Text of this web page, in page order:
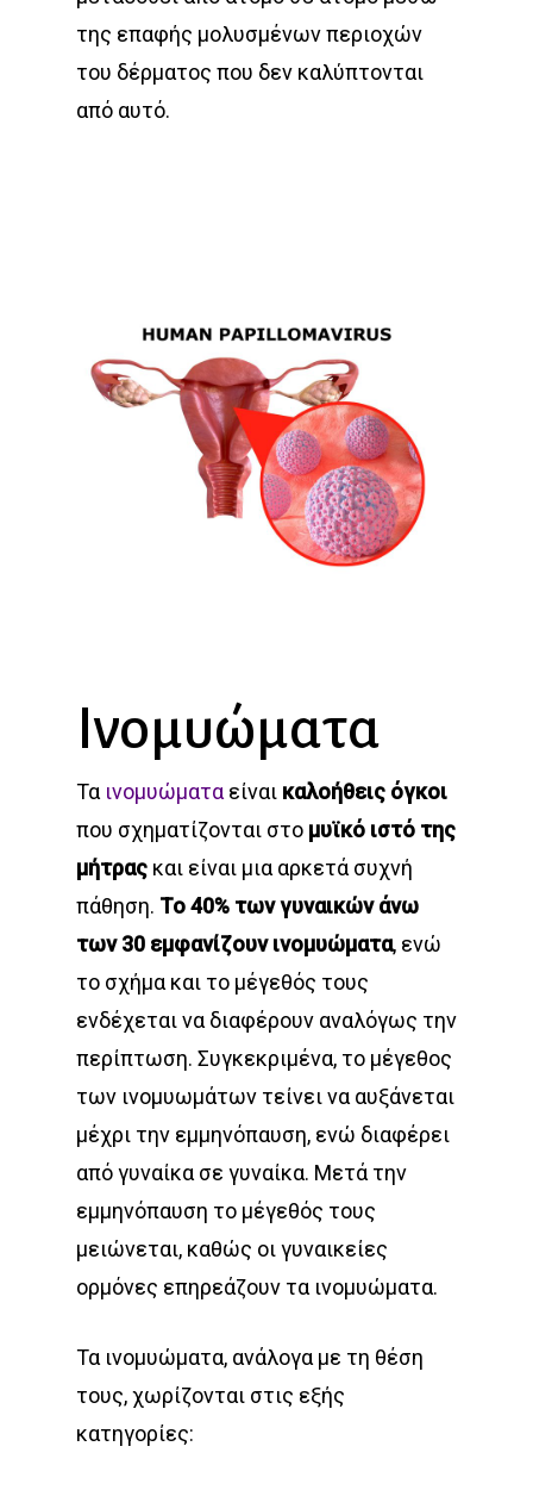
της επαφής μολυσμένων περιοχών
του δέρματος που δεν καλύπτονται
από αυτό.
Ινομυώματα
Τα ινομυώματα είναι καλοήθεις όγκοι
που σχηματίζονται στο μυϊκό ιστό της
μήτρας και είναι μια αρκετά συχνή
πάθηση. Το 40% των γυναικών άνω
των 30 εμφανίζουν ινομυώματα, ενώ
το σχήμα και το μέγεθός τους
ενδέχεται να διαφέρουν αναλόγως την
περίπτωση. Συγκεκριμένα, το μέγεθος
των ινομυωμάτων τείνει να αυξάνεται
μέχρι την εμμηνόπαυση, ενώ διαφέρει
από γυναίκα σε γυναίκα. Μετά την
εμμηνόπαυση το μέγεθός τους
μειώνεται, καθώς οι γυναικείες
ορμόνες επηρεάζουν τα ινομυώματα.
Τα ινομυώματα, ανάλογα με τη θέση
τους, χωρίζονται στις εξής
κατηγορίες: